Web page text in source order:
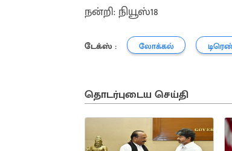
நன்றி: நியூஸ்18
டேக்ஸ் : லோக்கல்
தொடர்புடைய செய்தி